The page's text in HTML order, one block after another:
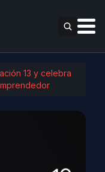
13 y celebra